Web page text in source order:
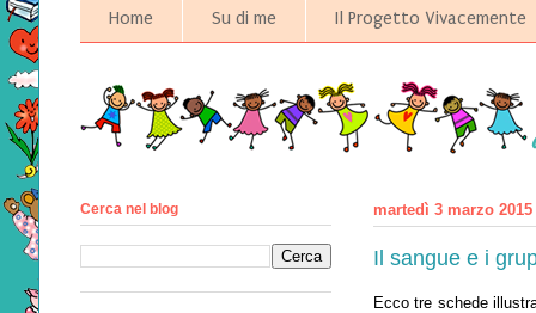
Home Su di me Il Progetto Vivacemente
martedì 3 marzo 2015
Il sangue e i
Ecco tre schede
Cerca nel blog